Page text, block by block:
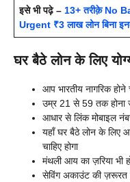
इसे भी पढ़े – 13+ तरीक़े No
Urgent ₹3 लाख लोन बिना
घर बैठे लोन के लिए
आप भारतीय नागरिक होने
उम्र 21 से 59 तक होना
आधार से लिंक मोबाइल
यहाँ घर बैठे लोन के लिए
चाहिए होगा
मंथली आय का ज़रिया भी
सेविंग अकाउंट की ज़रूरत